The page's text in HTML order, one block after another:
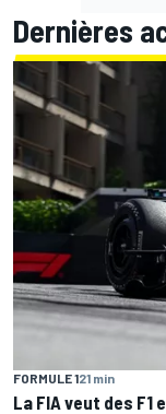
Dernières
FORMULE 121 min
La FIA veut des F1